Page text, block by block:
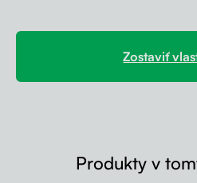
Zostaviť
Produkty v